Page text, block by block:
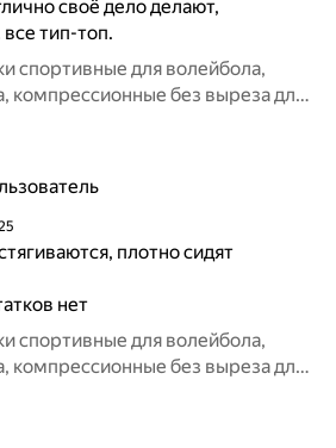
своё дело делают,
тип-топ.
спортивные для волейбола,
компрессионные без выреза для
+ белые
плотно сидят
нет
спортивные для волейбола,
компрессионные без выреза для
+ белые